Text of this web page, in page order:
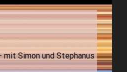
Simon und Stephanus